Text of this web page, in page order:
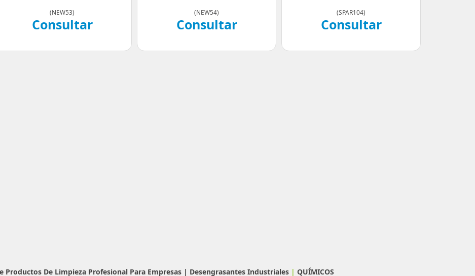
(NEW53)
Consultar
(NEW54)
Consultar
(SPAR104)
Consultar
Productos De Limpieza Profesional Para Empresas | Desengrasantes Industriales | QUÍMICOS